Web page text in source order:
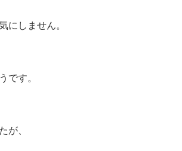
にしません。
です。
が、